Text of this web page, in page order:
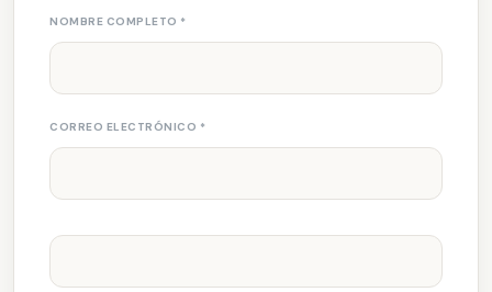
NOMBRE COMPLETO *
CORREO ELECTRÓNICO *